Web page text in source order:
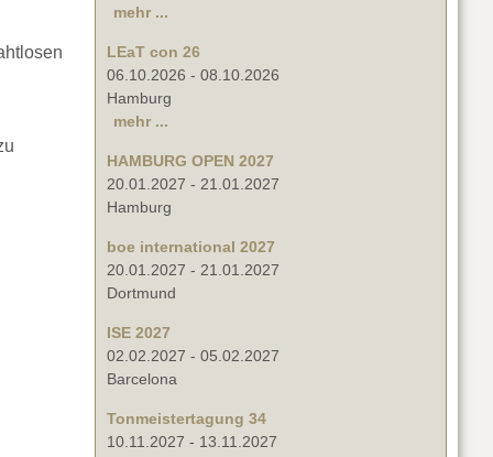
mehr ...
LEaT con 26
06.10.2026 - 08.10.2026
Hamburg
mehr ...
HAMBURG OPEN 2027
20.01.2027 - 21.01.2027
Hamburg
boe international 2027
20.01.2027 - 21.01.2027
Dortmund
ISE 2027
02.02.2027 - 05.02.2027
Barcelona
Tonmeistertagung 34
10.11.2027 - 13.11.2027